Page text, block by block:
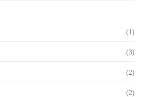
(1)
(3)
(2)
(2)